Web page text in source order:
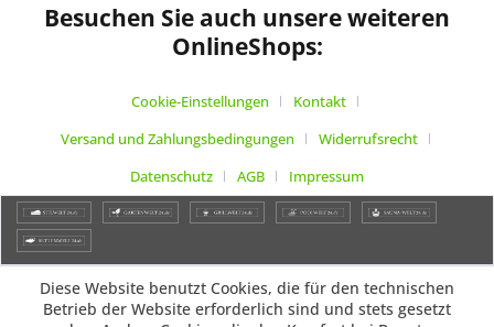
Besuchen Sie auch unsere weiteren
OnlineShops:
Cookie-Einstellungen
Kontakt
Versand und Zahlungsbedingungen
Widerrufsrecht
Datenschutz
AGB Impressum
Diese Website benutzt Cookies, die für den technischen
Betrieb der Website erforderlich sind und stets gesetzt